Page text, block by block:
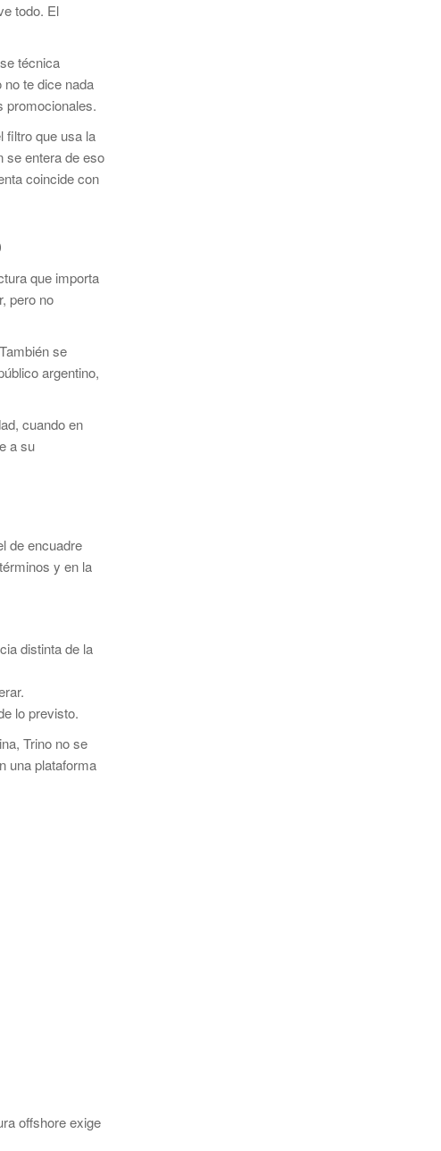
todo. El
técnica
te dice nada
promocionales.
filtro que usa la
se entera de eso
coincide con
que importa
pero no
se
argentino,
cuando en
a su
de encuadre
y en la
distinta de la
lo previsto.
Trino no se
una plataforma
offshore exige